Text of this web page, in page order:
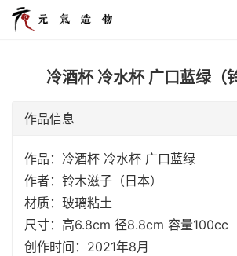
冷酒杯 冷水杯 广口蓝绿（
作品信息
作品：冷酒杯 冷水杯 广口蓝绿
作者：铃木滋子（日本）
材质：玻璃粘土
尺寸：高6.8cm 径8.8cm 容量100cc
创作时间：2021年8月